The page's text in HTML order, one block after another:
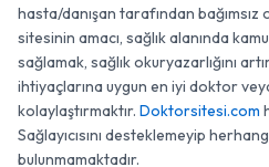
hasta/danışan tarafından bağımsız
sitesinin amacı, sağlık alanında
sağlamak, sağlık okuryazarlığını
ihtiyaçlarına uygun en iyi doktor
kolaylaştırmaktır. Doktorsitesi.com
Sağlayıcısını desteklemeyip
bulunmamaktadır.